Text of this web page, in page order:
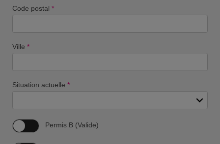
Code postal *
Ville *
Situation actuelle *
Permis B (Valide)